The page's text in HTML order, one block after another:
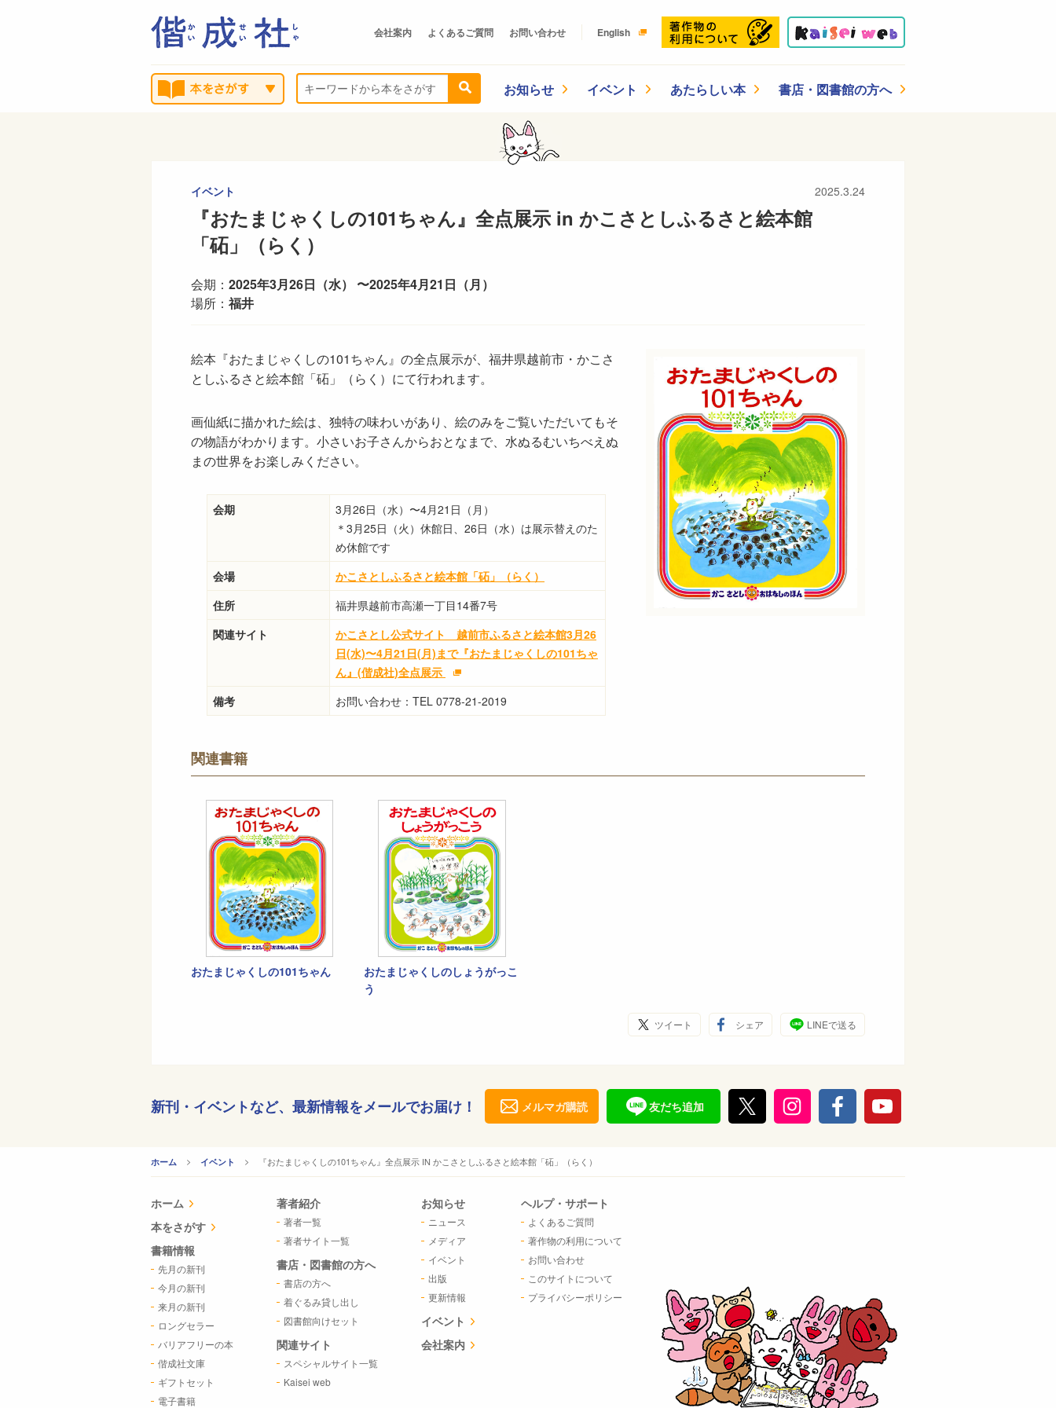
会社案内 よくあるご質問 お問い合わせ English
お知らせ イベント あたらしい本 書店・図書館の方へ
イベント 2025.3.24
『おたまじゃくしの101ちゃん』全点展示 in かこさとしふるさと絵本館
「砳」（らく）
会期： 2025年3月26日（水） 〜2025年4月21日（月）
場所： 福井
絵本『おたまじゃくしの101ちゃん』の全点展示が、福井県越前市・かこさ
としふるさと絵本館「砳」（らく）にて行われます。
画仙紙に描かれた絵は、独特の味わいがあり、絵のみをご覧いただいてもそ
の物語がわかります。小さいお子さんからおとなまで、水ぬるむいちべえぬ
まの世界をお楽しみください。
会期
3月26日（水）〜4月21日（月）
＊3月25日（火）休館日、26日（水）は展示替えのた
め休館です
会場
かこさとしふるさと絵本館「砳」（らく）
住所
福井県越前市高瀬一丁目14番7号
関連サイト
かこさとし公式サイト 越前市ふるさと絵本館3月26
日(水)〜4月21日(月)まで『おたまじゃくしの101ちゃ
ん』(偕成社)全点展示
備考
お問い合わせ：TEL 0778-21-2019
関連書籍
おたまじゃくしの101ちゃん
おたまじゃくしのしょうがっこ
う
ツイート シェア LINEで送る
新刊・イベントなど、 最新情報をメールでお届け！ メルマガ購読 友だち追加
ホーム イベント CURRENT:
『おたまじゃくしの101ちゃん』全点展示 IN かこさとしふるさと絵本館「砳」（らく）
ホーム
本をさがす
書籍情報
先月の新刊
今月の新刊
来月の新刊
ロングセラー
バリアフリーの本
偕成社文庫
ギフトセット
電子書籍
著者紹介
著者一覧
著者サイト一覧
書店・図書館の方へ
書店の方へ
着ぐるみ貸し出し
図書館向けセット
関連サイト
スペシャルサイト一覧
Kaisei web
お知らせ
ニュース
メディア
イベント
出版
更新情報
イベント
会社案内
ヘルプ・サポート
よくあるご質問
著作物の利用について
お問い合わせ
このサイトについて
プライバシーポリシー